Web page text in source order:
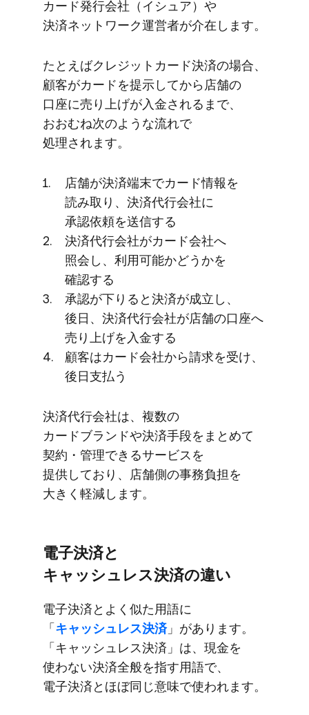
カード発行会社​（イシュア）や​
決済ネットワーク運営者が​介在します。
た​とえば​クレジットカード決済の​場合、​
顧客が​カードを​提示してから​店舗の​
口座に​売り上げが​入金されるまで、​
おおむね次のような​流れで​
処理されます。
店舗が​決済端末で​カード情報を​
読み取り、​決済代行会社に​
承認依頼を​送信する
決済代行会社が​カード会社へ​
照会し、​利用​可能か​どうかを​
確認する
承認が​下りると​決済が​成立し、​
後日、​決済代行会社が​店舗の​口座へ​
売り上げを​入金する
顧客は​カード会社から​請求を​受け、​
後日支払う
決済代行会社は、​複数の​
カードブランドや​決済手段を​まとめて​
契約・管理できる​サービスを​
提供しており、​店舗側の​事務負担を​
大きく​軽減します。
電子決済と​
キャッシュレス決済の​違い
電子決済と​よく​似た​用語に​
「 キャッシュレス決済」が​あります。​
「キャッシュレス決済」は、​現金を​
使わない​決済全般を​指す用語で、​
電子決済と​ほぼ​同じ​意味で​使われます。